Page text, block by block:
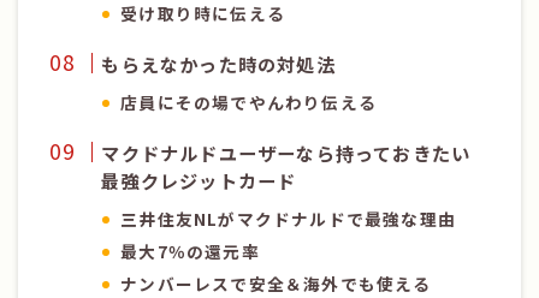
受け取り時に伝える
もらえなかった時の対処法
店員にその場でやんわり伝える
マクドナルドユーザーなら持っておきたい
最強クレジットカード
三井住友NLがマクドナルドで最強な理由
最大7％の還元率
ナンバーレスで安全＆海外でも使える